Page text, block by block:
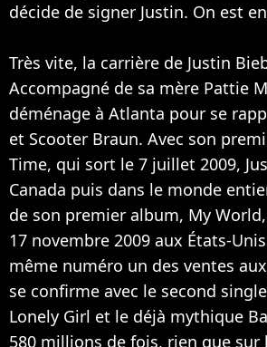
décide de signer Justin. On est
Très vite, la carrière de Justin
Accompagné de sa mère Pattie
déménage à Atlanta pour se
et Scooter Braun. Avec son
Time, qui sort le 7 juillet 2009,
Canada puis dans le monde
de son premier album, My
17 novembre 2009 aux États-
même numéro un des ventes aux
se confirme avec le second
Lonely Girl et le déjà mythique
580 millions de fois, rien que sur